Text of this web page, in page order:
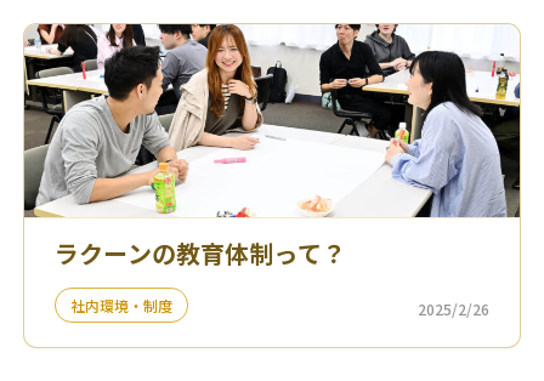
ラクーンの教育体制って？
社内環境・制度 2025/2/26